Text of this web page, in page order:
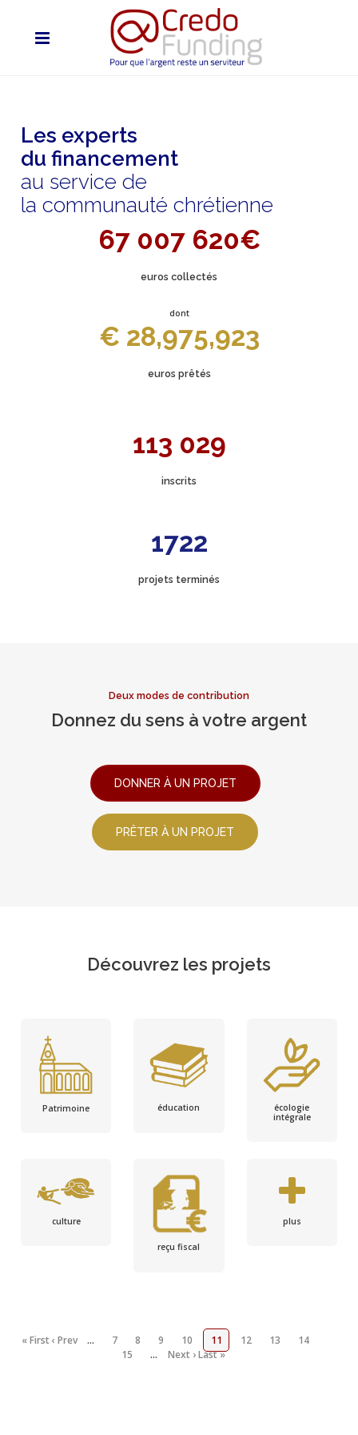
Les experts
du financement
au service de
la communauté chrétienne
67 007 620€
euros collectés
dont
€ 28,975,923
euros prêtés
113 029
inscrits
1722
projets terminés
Deux modes de contribution
Donnez du sens à votre argent
DONNER À UN PROJET
PRÊTER À UN PROJET
Découvrez les projets
Patrimoine éducation
écologie
intégrale
culture
reçu fiscal
plus
« First‹ Prev … 7 8 9 10 11 12 13
14
15
… Next › Last »